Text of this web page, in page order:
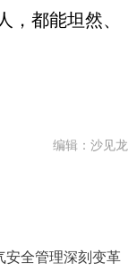
，都能坦然、
编辑：沙见龙
安全管理深刻变革